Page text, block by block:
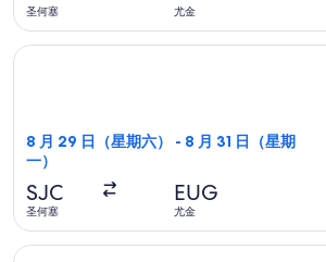
圣何塞 尤金
8 月 29 日（星期六） - 8 月 31 日（星期
一）
SJC
圣何塞
EUG
尤金
选择联合航空航班，8 月 29 日（星期六
选择美国航空航班，10 月 1 日（星期四